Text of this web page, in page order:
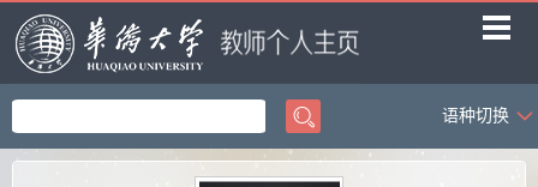
首页
语种切换